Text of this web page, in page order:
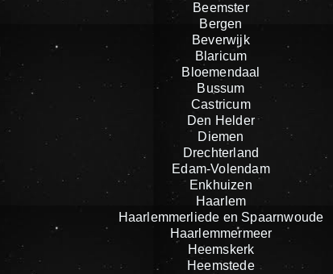
Beemster
Bergen
Beverwijk
Blaricum
Bloemendaal
Bussum
Castricum
Den Helder
Diemen
Drechterland
Edam-Volendam
Enkhuizen
Haarlem
Haarlemmerliede en Spaarnwoude
Haarlemmermeer
Heemskerk
Heemstede